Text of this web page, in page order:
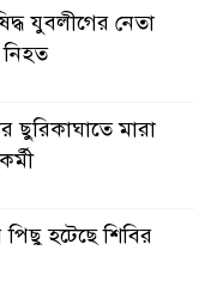
যুবলীগের নেতা
ছুরিকাঘাতে মারা
পিছু হটেছে শিবির